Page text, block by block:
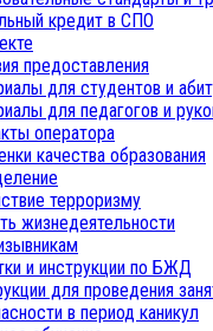
кредит в СПО
предоставления
для студентов и
для педагогов и
оператора
качества образования
терроризму
жизнедеятельности
и инструкции по БЖД
для проведения
в период каникул